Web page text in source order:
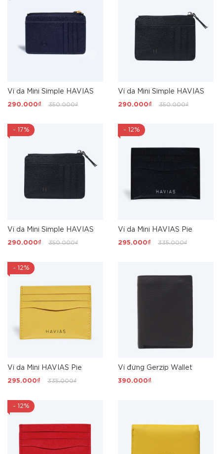
Ví da Mini Simple HAVIAS
290.000₫ 350.000₫
Ví da Mini Simple HAVIAS
290.000₫ 350.000₫
- 17%
Ví da Mini Simple HAVIAS
290.000₫ 350.000₫
- 12%
Ví da Mini HAVIAS Pie
295.000₫ 335.000₫
- 12%
Ví da Mini HAVIAS Pie
295.000₫ 335.000₫
Ví đứng Gerzip Wallet
390.000₫
- 12%